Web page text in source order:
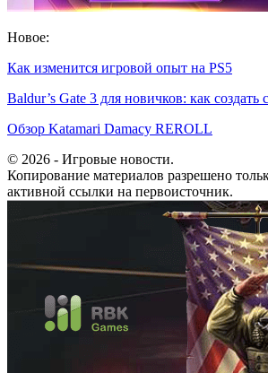
Новое:
Как изменится игровой опыт на PS5
Baldur’s Gate 3 для новичков: как
Обзор Katamari Damacy REROLL
© 2026 - Игровые новости.
Копирование материалов разрешено
активной ссылки на первоисточник.